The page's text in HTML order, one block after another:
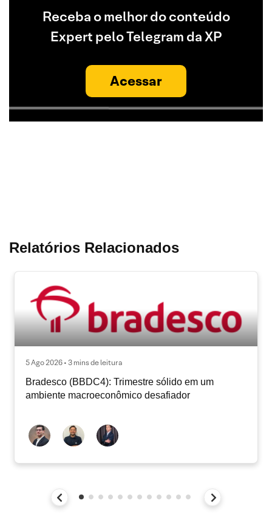
Receba o melhor do conteúdo
Expert pelo Telegram da XP
Acessar
Relatórios Relacionados
5 Ago 2026 • 3 mins de leitura
Bradesco (BBDC4): Trimestre sólido em um
ambiente macroeconômico desafiador